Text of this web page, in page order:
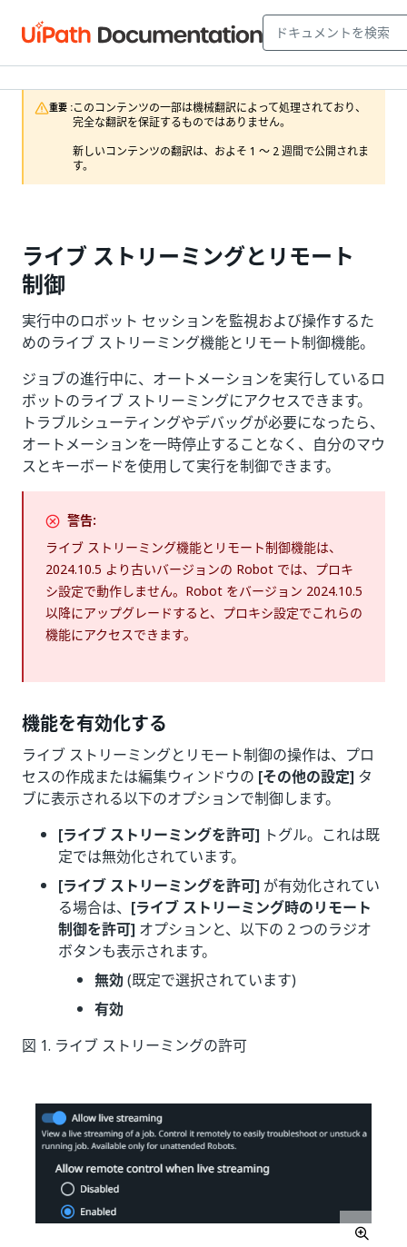
重要 :このコンテンツの一部は機械翻訳によって処理されており、
完全な翻訳を保証するものではありません。
新しいコンテンツの翻訳は、およそ 1 ～ 2 週間で公開されま
す。
ライブ ストリーミングとリモート
制御
実行中のロボット セッションを監視および操作するた
めのライブ ストリーミング機能とリモート制御機能。
ジョブの進行中に、オートメーションを実行しているロ
ボットのライブ ストリーミングにアクセスできます。
トラブルシューティングやデバッグが必要になったら、
オートメーションを一時停止することなく、自分のマウ
スとキーボードを使用して実行を制御できます。
警告:
ライブ ストリーミング機能とリモート制御機能は、
2024.10.5 より古いバージョンの Robot では、プロキ
シ設定で動作しません。Robot をバージョン 2024.10.5
以降にアップグレードすると、プロキシ設定でこれらの
機能にアクセスできます。
機能を有効化する
ライブ ストリーミングとリモート制御の操作は、プロ
セスの作成または編集ウィンドウの [その他の設定] タ
ブに表示される以下のオプションで制御します。
[ライブ ストリーミングを許可] トグル。これは既
定では無効化されています。
[ライブ ストリーミングを許可] が有効化されてい
る場合は、 [ライブ ストリーミング時のリモート
制御を許可] オプションと、以下の 2 つのラジオ
ボタンも表示されます。
無効 (既定で選択されています)
有効
図 1. ライブ ストリーミングの許可